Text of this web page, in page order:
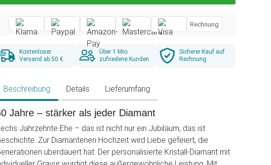
Rechnung
Kostenloser
Versand ab 50 €
Über 1 Mio.
zufriedene Kunden
Sicherer Kauf auf
Rechnung
Beschreibung Details Lieferumfang
Jahre – stärker als jeder Diamant
Jahrzehnte Ehe – das ist nicht nur ein Jubiläum, das ist
Zur Diamantenen Hochzeit wird Liebe gefeiert, die
überdauert hat. Der personalisierte Kristall-Diamant mit